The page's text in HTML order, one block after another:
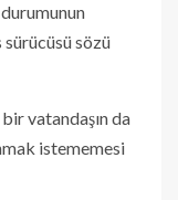
durumunun
sözü
vatandaşın da
istememesi